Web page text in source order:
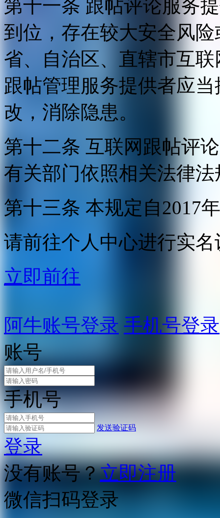
第十一条 跟帖评论服务
到位，存在较大安全风
省、自治区、直辖市互
跟帖管理服务提供者应
改，消除隐患。
第十二条 互联网跟帖评
有关部门依照相关法律
第十三条 本规定自2017
请前往个人中心进行实名
立即前往
阿牛账号登录 手机号登录
账号
手机号
发送验证码
登录
没有账号？立即注册
微信扫码登录